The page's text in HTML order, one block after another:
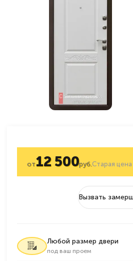
Старая
от12 500руб.
Вызвать
Любой размер двери
под ваш проем